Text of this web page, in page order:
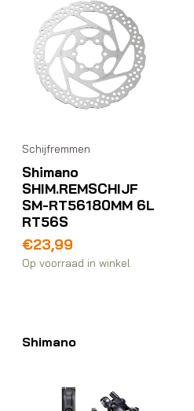
Schijfremmen
Shimano
SHIM.REMSCHIJF
SM-RT56180MM 6L
RT56S
€23,99
Op voorraad in winkel
Shimano